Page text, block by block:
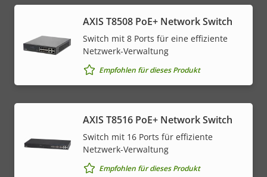
AXIS T8508 PoE+ Network Switch
Switch mit 8 Ports für eine effiziente
Netzwerk-Verwaltung
Empfohlen für dieses Produkt
AXIS T8516 PoE+ Network Switch
Switch mit 16 Ports für effiziente
Netzwerk-Verwaltung
Empfohlen für dieses Produkt